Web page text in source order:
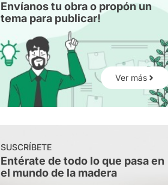
Envíanos tu obra o propón un
tema para publicar!
Ver más
SUSCRÍBETE
Entérate de todo lo que pasa en
el mundo de la madera